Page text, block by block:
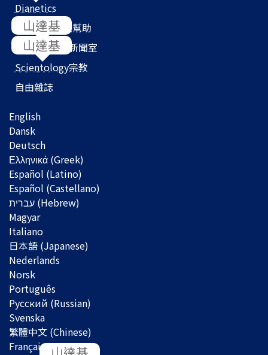
Dianetics
我們如何提供幫助
Scientology
新聞室
Scientology宗教
自由雜誌
English
Dansk
Deutsch
Ελληνικά (Greek)
Español (Latino)
Español (Castellano)
Magyar
Italiano
日本語 (Japanese)
Nederlands
Norsk
Português
Русский (Russian)
Svenska
繁體中文 (Chinese)
Français